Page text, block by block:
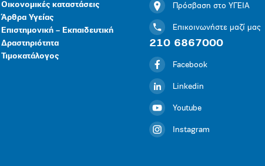
Οικονομικές καταστάσεις
Άρθρα Υγείας
Επιστημονική – Εκπαιδευτική
Δραστηριότητα
Τιμοκατάλογος
Πρόσβαση στο ΥΓΕΙΑ
Επικοινωνήστε μαζί μας
210 6867000
Facebook
Linkedin
Youtube
Instagram